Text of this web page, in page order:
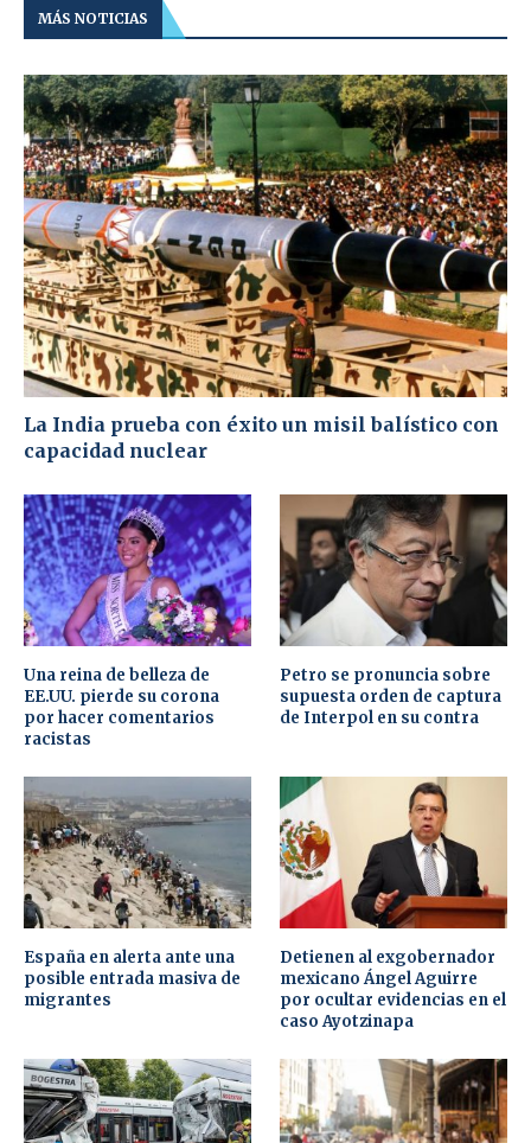
MÁS NOTICIAS
La India prueba con éxito un misil balístico con
capacidad nuclear
Una reina de belleza de
EE.UU. pierde su corona
por hacer comentarios
racistas
Petro se pronuncia sobre
supuesta orden de captura
de Interpol en su contra
España en alerta ante una
posible entrada masiva de
migrantes
Detienen al exgobernador
mexicano Ángel Aguirre
por ocultar evidencias en el
caso Ayotzinapa